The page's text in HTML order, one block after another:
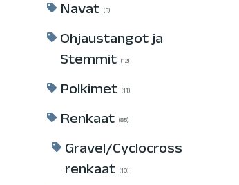
Navat 5
Ohjaustangot ja
Stemmit
12
Polkimet 11
Renkaat 85
Gravel/Cyclocross
renkaat
10